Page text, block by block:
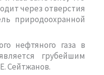
через отверстия
природоохранной
нефтяного газа в
грубейшим
Сейтжанов.